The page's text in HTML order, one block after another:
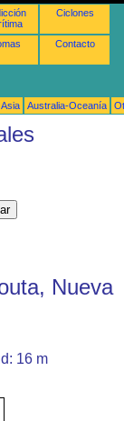
Ciclones
Contacto
Asia Australia-Oceanía
Nueva
16 m